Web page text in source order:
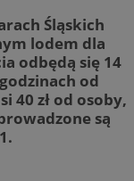
Śląskich
lodem dla
odbędą się 14
od
40 zł od osoby,
są